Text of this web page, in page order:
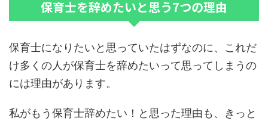
保育士を辞めたいと思う7つの理由
保育士になりたいと思っていたはずなのに、これだ
け多くの人が保育士を辞めたいって思ってしまうの
には理由があります。
私がもう保育士辞めたい！と思った理由も、きっと